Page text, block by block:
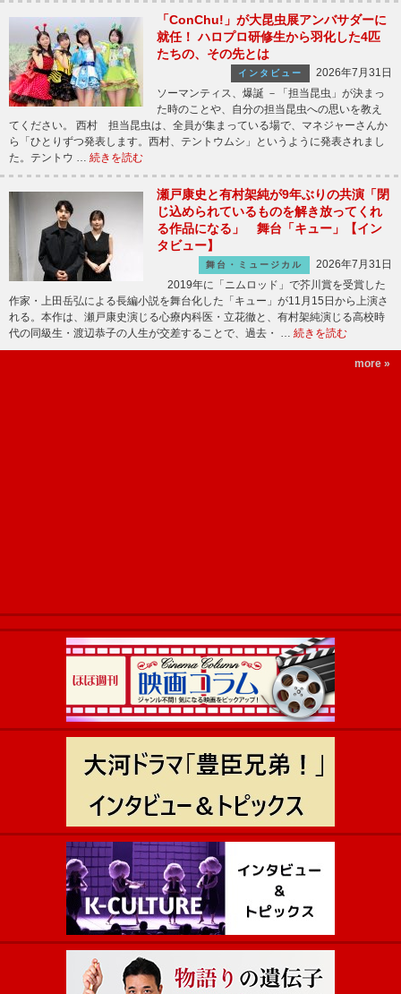
「ConChu!」が大昆虫展アンバサダーに
就任！ ハロプロ研修生から羽化した4匹
たちの、その先とは
インタビュー
2026年7月31日
ソーマンティス、爆誕 －「担当昆虫」が決まっ
た時のことや、自分の担当昆虫への思いを教え
てください。 西村 担当昆虫は、全員が集まっている場で、マネジャーさんか
ら「ひとりずつ発表します。西村、テントウムシ」というように発表されまし
た。テントウ … 続きを読む
瀬戸康史と有村架純が9年ぶりの共演「閉
じ込められているものを解き放ってくれ
る作品になる」 舞台「キュー」【イン
タビュー】
舞台・ミュージカル
2026年7月31日
2019年に「ニムロッド」で芥川賞を受賞した
作家・上田岳弘による長編小説を舞台化した「キュー」が11月15日から上演さ
れる。本作は、瀬戸康史演じる心療内科医・立花徹と、有村架純演じる高校時
代の同級生・渡辺恭子の人生が交差することで、過去・ … 続きを読む
more »